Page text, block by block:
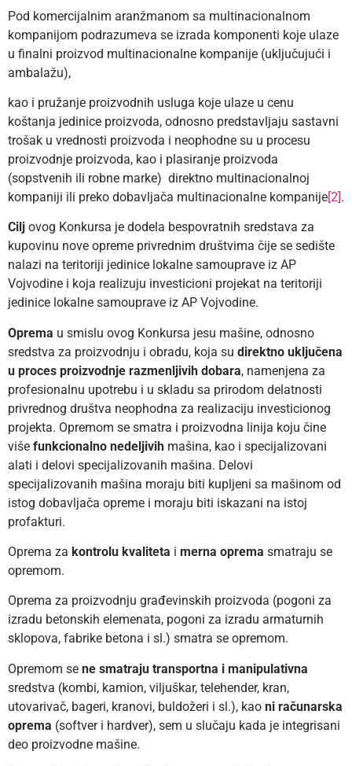
Pod komercijalnim aranžmanom sa multinacionalnom
kompanijom podrazumeva se izrada komponenti koje ulaze
u finalni proizvod multinacionalne kompanije (uključujući i
ambalažu),
kao i pružanje proizvodnih usluga koje ulaze u cenu
koštanja jedinice proizvoda, odnosno predstavljaju sastavni
trošak u vrednosti proizvoda i neophodne su u procesu
proizvodnje proizvoda, kao i plasiranje proizvoda
(sopstvenih ili robne marke) direktno multinacionalnoj
kompaniji ili preko dobavljača multinacionalne kompanije[2].
Cilj ovog Konkursa je dodela bespovratnih sredstava za
kupovinu nove opreme privrednim društvima čije se sedište
nalazi na teritoriji jedinice lokalne samouprave iz AP
Vojvodine i koja realizuju investicioni projekat na teritoriji
jedinice lokalne samouprave iz AP Vojvodine.
Oprema u smislu ovog Konkursa jesu mašine, odnosno
sredstva za proizvodnju i obradu, koja su direktno uključena
u proces proizvodnje razmenljivih dobara, namenjena za
profesionalnu upotrebu i u skladu sa prirodom delatnosti
privrednog društva neophodna za realizaciju investicionog
projekta. Opremom se smatra i proizvodna linija koju čine
više funkcionalno nedeljivih mašina, kao i specijalizovani
alati i delovi specijalizovanih mašina. Delovi
specijalizovanih mašina moraju biti kupljeni sa mašinom od
istog dobavljača opreme i moraju biti iskazani na istoj
profakturi.
Oprema za kontrolu kvaliteta i merna oprema smatraju se
opremom.
Oprema za proizvodnju građevinskih proizvoda (pogoni za
izradu betonskih elemenata, pogoni za izradu armaturnih
sklopova, fabrike betona i sl.) smatra se opremom.
Opremom se ne smatraju transportna i manipulativna
sredstva (kombi, kamion, viljuškar, telehender, kran,
utovarivač, bageri, kranovi, buldožeri i sl.), kao ni računarska
oprema (softver i hardver), sem u slučaju kada je integrisani
deo proizvodne mašine.